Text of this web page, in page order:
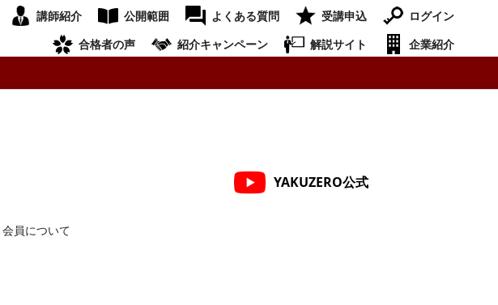
講師紹介 公開範囲 よくある質問 受講申込
ログイン
合格者の声
紹介キャンペーン 解説サイト
企業紹介
YAKUZERO公式
会員について